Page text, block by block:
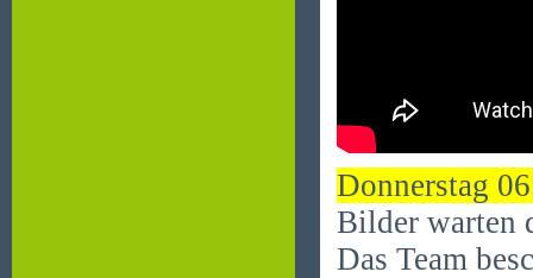
Donnerstag
Bilder warten
Das Team